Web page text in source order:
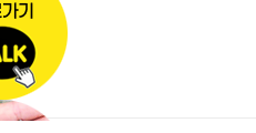
린내">